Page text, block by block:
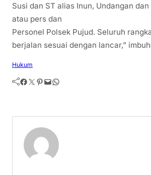
Susi dan ST alias Inun, Undangan
atau pers dan
Personel Polsek Pujud. Seluruh
berjalan sesuai dengan lancar,”
Hukum
Facebook Twitter Pinterest Mail WhatsApp